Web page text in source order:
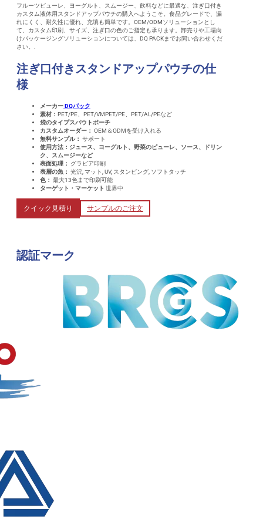
フルーツピューレ、ヨーグルト、スムージー、飲料などに最適な、注ぎ口付き
カスタム液体用スタンドアップパウチの購入へようこそ。食品グレードで、漏
れにくく、耐久性に優れ、充填も簡単です。OEM/ODMソリューションとし
て、カスタム印刷、サイズ、注ぎ口の色のご指定も承ります。卸売りや工場向
けパッケージングソリューションについては、DQ PACKまでお問い合わせくだ
さい。.
注ぎ口付きスタンドアップパウチの仕
様
メーカーDQパック
素材： PET/PE、PET/VMPET/PE、PET/AL/PEなど
袋のタイプスパウトポーチ
カスタムオーダー： OEM＆ODMを受け入れる
無料サンプル： サポート
使用方法 ：ジュース、ヨーグルト、野菜のピューレ、ソース、ドリン
ク、スムージーなど
表面処理： グラビア印刷
表層の魚： 光沢, マット, UV, スタンピング, ソフトタッチ
色： 最大13色まで印刷可能
ターゲット・マーケット 世界中
クイック見積り サンプルのご注文
認証マーク